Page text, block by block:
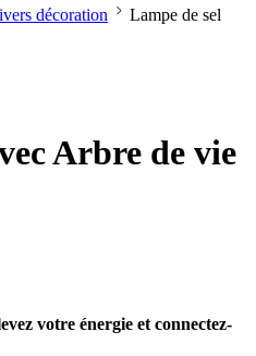
décoration
Lampe de sel
Arbre de vie
votre énergie et connectez-